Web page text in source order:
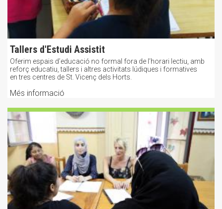
Tallers d'Estudi Assistit
Oferim espais d’educació no formal fora de l’horari lectiu, amb
reforç educatiu, tallers i altres activitats lúdiques i formatives
en tres centres de St. Vicenç dels Horts.
Més informació